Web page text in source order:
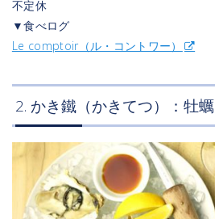
不定休
▼食べログ
Le comptoir（ル・コントワー）
2. かき鐵（かきてつ）：牡蠣